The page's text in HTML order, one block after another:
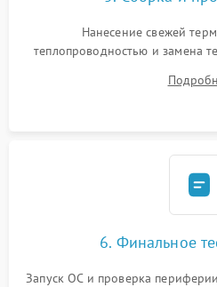
Нанесение свежей
теплопроводностью и замена
шлейфов, модулей памяти и
6. Финальное
Запуск ОС и проверка